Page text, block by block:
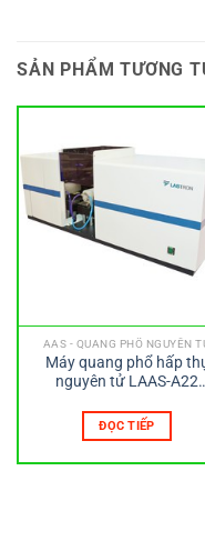
SẢN PHẨM TƯƠNG
AAS - QUANG PHỔ NGUYÊN
Máy quang phổ hấp
nguyên tử LAAS-A22
ĐỌC TIẾP